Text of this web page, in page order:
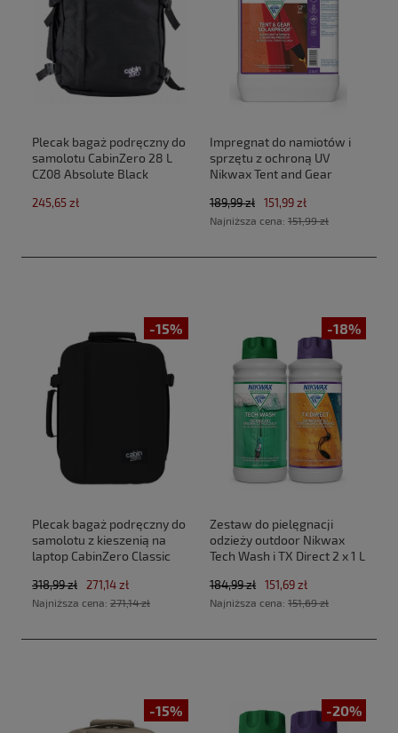
Plecak bagaż podręczny do
samolotu CabinZero 28 L
CZ08 Absolute Black
Air)
245,65 zł
Impregnat do namiotów i
sprzętu z ochroną UV
Nikwax Tent and Gear
189,99 zł 151,99 zł
Najniższa cena: 151,99 zł
-15%
Plecak bagaż podręczny do
samolotu z kieszenią na
laptop CabinZero Classic
Black (40x30x20cm
Ryanair, Wizz Air)
318,99 zł 271,14 zł
Najniższa cena: 271,14 zł
-18%
Zestaw do pielęgnacji
odzieży outdoor Nikwax
Tech Wash i TX Direct 2 x 1 L
184,99 zł 151,69 zł
Najniższa cena: 151,69 zł
-15% -20%